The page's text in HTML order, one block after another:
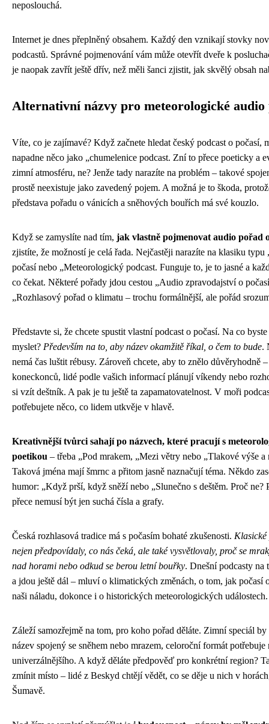
neposlouchá.
Internet je dnes přeplněný obsahem. Každý den vznikají stovky
podcastů. Správné pojmenování vám může otevřít dveře k
je naopak zavřít ještě dřív, než měli šanci zjistit, jak skvělý obsah
Alternativní názvy pro meteorologické audio
Víte, co je zajímavé? Když začnete hledat český podcast o počasí,
napadne něco jako „chumelenice podcast. Zní to přece poeticky a
zimní atmosféru, ne? Jenže tady narazíte na problém – takové
prostě neexistuje jako zavedený pojem. A možná je to škoda,
představa pořadu o vánicích a sněhových bouřích má své kouzlo.
Když se zamyslíte nad tím, jak vlastně pojmenovat audio pořad
zjistíte, že možností je celá řada. Nejčastěji narazíte na klasiku typu
počasí nebo „Meteorologický podcast. Funguje to, je to jasné a
co čekat. Některé pořady jdou cestou „Audio zpravodajství o
„Rozhlasový pořad o klimatu – trochu formálnější, ale pořád
Představte si, že chcete spustit vlastní podcast o počasí. Na co
myslet? Především na to, aby název okamžitě říkal, o čem to bude.
nemá čas luštit rébusy. Zároveň chcete, aby to znělo důvěryhodně –
koneckonců, lidé podle vašich informací plánují víkendy nebo
si vzít deštník. A pak je tu ještě ta zapamatovatelnost. V moři
potřebujete něco, co lidem utkvěje v hlavě.
Kreativnější tvůrci sahají po názvech, které pracují s
poetikou – třeba „Pod mrakem, „Mezi větry nebo „Tlakové výše a
Taková jména mají šmrnc a přitom jasně naznačují téma. Někdo
humor: „Když prší, když sněží nebo „Slunečno s deštěm. Proč ne?
přece nemusí být jen suchá čísla a grafy.
Česká rozhlasová tradice má s počasím bohaté zkušenosti.
nejen předpovídaly, co nás čeká, ale také vysvětlovaly, proč se
nad horami nebo odkud se berou letní bouřky. Dnešní podcasty na
a jdou ještě dál – mluví o klimatických změnách, o tom, jak počasí
naši náladu, dokonce i o historických meteorologických událostech.
Záleží samozřejmě na tom, pro koho pořad děláte. Zimní speciál by
název spojený se sněhem nebo mrazem, celoroční formát potřebuje
univerzálnějšího. A když děláte předpověď pro konkrétní region?
zmínit místo – lidé z Beskyd chtějí vědět, co se děje u nich v
Šumavě.